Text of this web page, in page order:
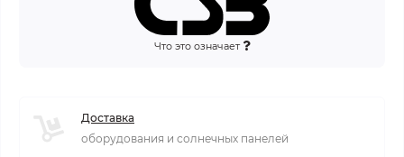
Что это означает
Доставка
оборудования и солнечных панелей